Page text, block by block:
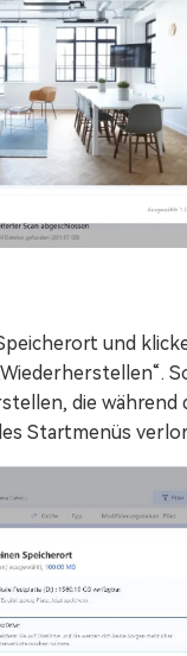
und
die während
Startmenüs